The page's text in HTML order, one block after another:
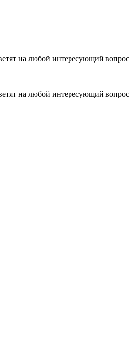
на любой интересующий вопрос
на любой интересующий вопрос